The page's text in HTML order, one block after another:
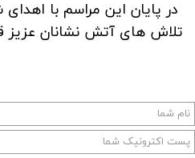
در پایان این مراسم با
تلاش های آتش نشانان عزیز